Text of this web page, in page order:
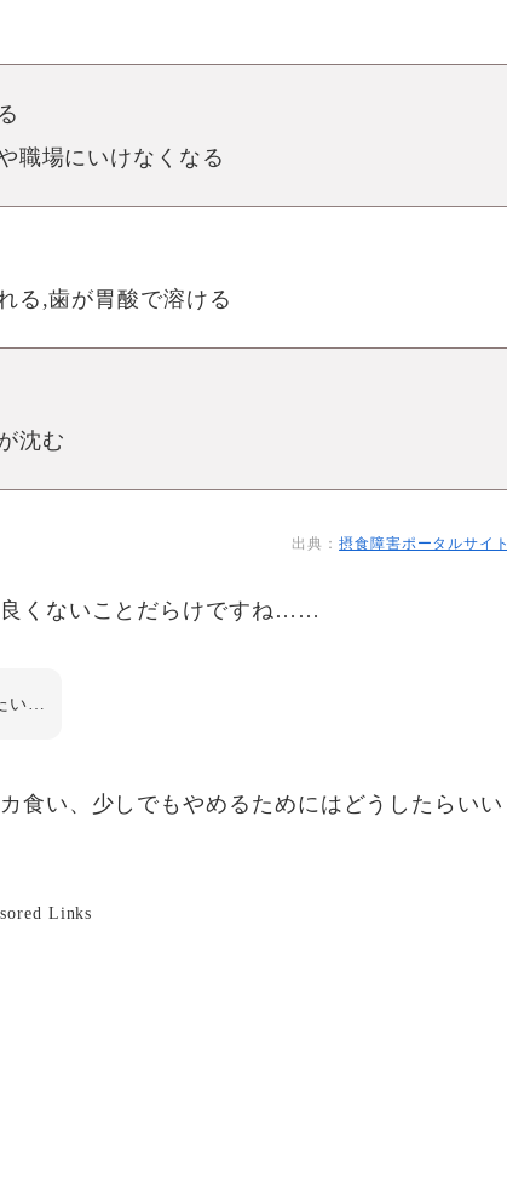
職場にいけなくなる
る,歯が胃酸で溶ける
沈む
出典：摂食障害ポータルサイト
良くないことだらけですね……
い…
食い、少しでもやめるためにはどうしたらいい
Links